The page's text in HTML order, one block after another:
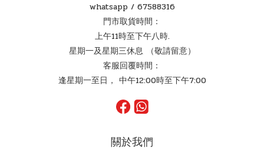
whatsapp / 67588316
門市取貨時間：
上午11時至下午八時.
星期一及星期三休息 （敬請留意）
客服回覆時間：
逢星期一至日， 中午12:00時至下午7:00
關於我們